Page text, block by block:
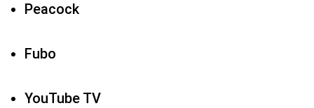
Peacock
Fubo
YouTube TV